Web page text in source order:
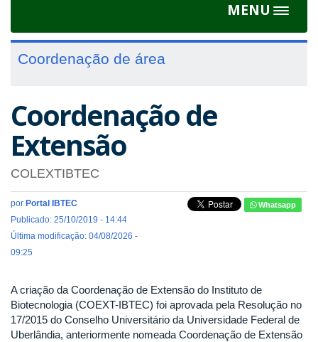
MENU
Toggle
Coordenação de área
Coordenação de
Extensão
COLEXTIBTEC
por Portal IBTEC
Publicado: 25/10/2019 - 14:44
Última modificação: 04/08/2026 -
09:25
Whatsapp
A criação da Coordenação de Extensão do Instituto de
Biotecnologia (COEXT-IBTEC) foi aprovada pela Resolução no
17/2015 do Conselho Universitário da Universidade Federal de
Uberlândia, anteriormente nomeada Coordenação de Extensão